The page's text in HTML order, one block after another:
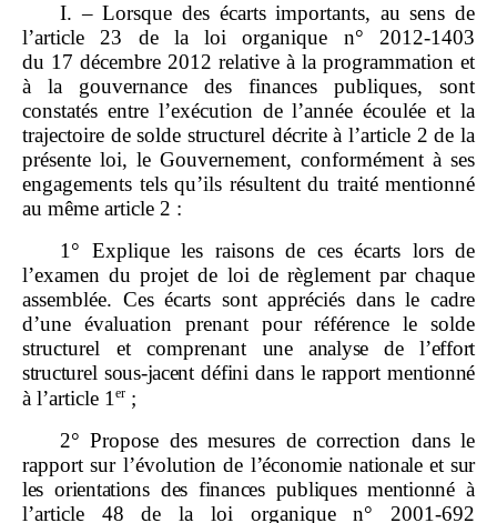
I. – Lorsque des écarts importants, au sens de
l’article 23 de la loi organique n° 2012‑1403
du 17 décembre 2012 relative à la programmation et
à la gouvernance des finances publiques, sont
constatés entre l’exécution de l’année écoulée et la
trajectoire de solde structurel décrite à l’article 2 de la
présente loi, le Gouvernement, conformément à ses
engagements tels qu’ils résultent du traité mentionné
au même article 2 :
1° Explique les raisons de ces écarts lors de
l’examen du projet de loi de règlement par chaque
assemblée. Ces écarts sont appréciés dans le cadre
d’une évaluation prenant pour référence le solde
structurel et comprenant une analyse de l’effort
structurel sous‑jacent défini dans le rapport mentionné
à l’article 1er ;
2° Propose des mesures de correction dans le
rapport sur l’évolution de l’économie nationale et sur
les orientations des finances publiques mentionnéà
l’article 48 de la loi organique n° 2001‑692